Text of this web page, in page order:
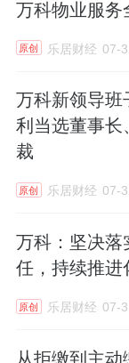
值；
Ecology，
服务。
莫凡指出，
能耗大户的商
重要性和必
们往往面临
用户体验？节
何选择？
万科物业服
原创 乐居财经 07-
万科新领导班
利当选董事长
裁
原创 乐居财经 07-
万科：坚决落
任，持续推进
原创 乐居财经 07-
从拒缴到主